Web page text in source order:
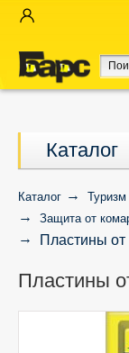
Каталог
Каталог Туризм
Защита от
Пластины
Пластины